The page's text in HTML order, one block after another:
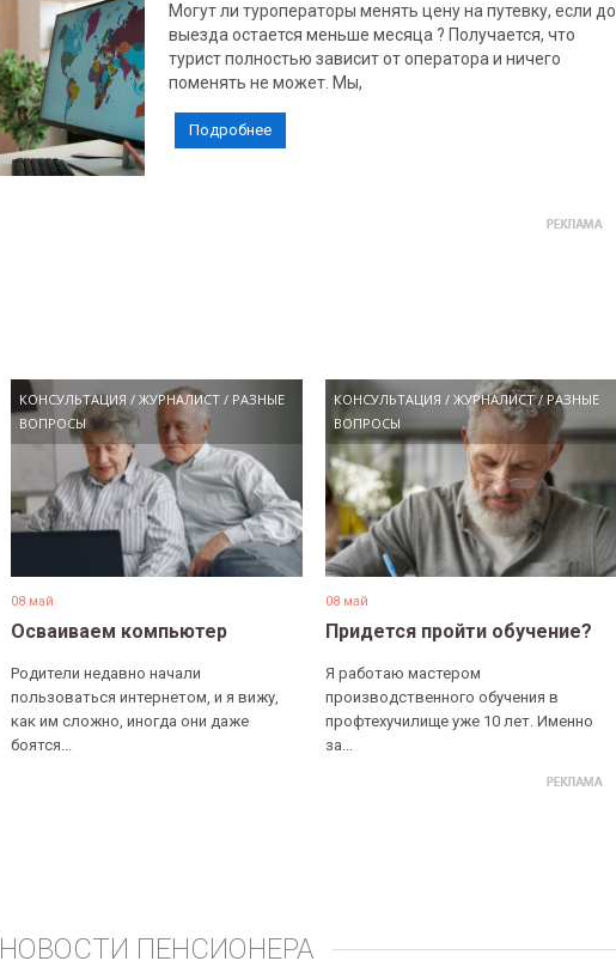
Могут ли туроператоры менять цену на путевку, если до
выезда остается меньше месяца ? Получается, что
турист полностью зависит от оператора и ничего
поменять не может. Мы,
Подробнее
КОНСУЛЬТАЦИЯ /ЖУРНАЛИСТ / РАЗНЫЕ
ВОПРОСЫ
08 май
Осваиваем компьютер
Родители недавно начали
пользоваться интернетом, и я вижу,
как им сложно, иногда они даже
боятся...
КОНСУЛЬТАЦИЯ /ЖУРНАЛИСТ/ РАЗНЫЕ
ВОПРОСЫ
08 май
Придется пройти обучение?
Я работаю мастером
производственного обучения в
профтехучилище уже 10 лет. Именно
за...
НОВОСТИ ПЕНСИОНЕРА